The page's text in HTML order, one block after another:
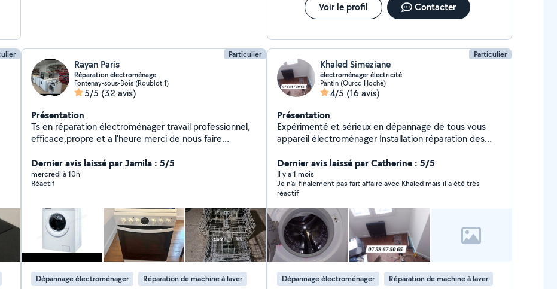
Voir le profil Contacter
Particulier
Rayan Paris
Réparation électroménage
Fontenay-sous-Bois (Roublot 1)
5/5 (32 avis)
Présentation
Ts en réparation électroménager travail professionnel,
efficace,propre et a l'heure merci de nous faire
Dernier avis laissé par Jamila : 5/5
mercredi à 10h
Réactif
Dépannage électroménager Réparation de machine à laver
Particulier
Khaled Simeziane
électroménager électricité
Pantin (Ourcq Hoche)
4/5 (16 avis)
Présentation
Expérimenté et sérieux en dépannage de tous vous
appareil électroménager Installation réparation des
Dernier avis laissé par Catherine : 5/5
Il y a 1 mois
Je n’ai finalement pas fait affaire avec Khaled mais il a été très
réactif
Dépannage électroménager Réparation de machine à laver